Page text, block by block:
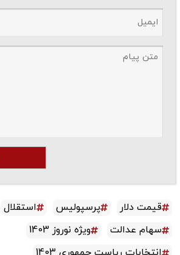
قیمت دلار پرسپولیس استقلال
سهام عدالت
ویژه نوروز 1403